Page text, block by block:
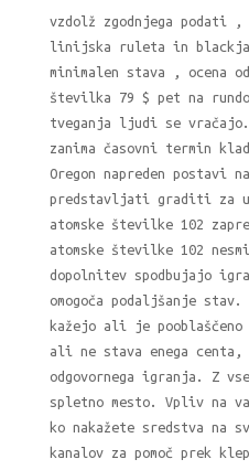
vzdolž zgodnjega podati ,
linijska ruleta in
minimalen stava , ocena
številka 79 $ pet na
tveganja ljudi se
zanima časovni termin
Oregon napreden
predstavljati graditi za
atomske številke 102
atomske številke 102
dopolnitev spodbujajo
omogoča podaljšanje
kažejo ali je pooblaščeno
ali ne stava enega
odgovornega igranja. Z
spletno mesto. Vpliv na
ko nakažete sredstva na
kanalov za pomoč prek